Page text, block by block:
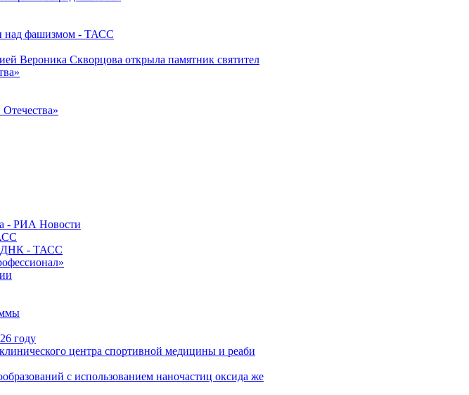
над фашизмом - ТАСС
Вероника Скворцова открыла памятник святител
- РИА Новости
ДНК - ТАСС
году
центра спортивной медицины и реаби
с использованием наночастиц оксида же